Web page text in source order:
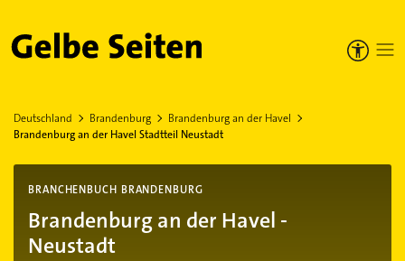
Gelbe Seiten
Deutschland Brandenburg
Brandenburg an der Havel
Brandenburg an der Havel Stadtteil Neustadt
BRANCHENBUCH BRANDENBURG
Brandenburg an der Havel -
Neustadt